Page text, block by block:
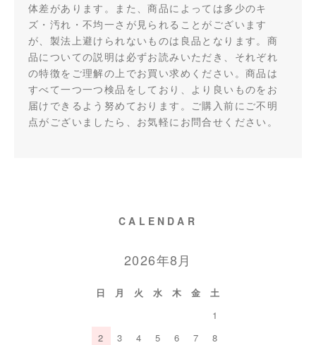
体差があります。また、商品によっては多少のキ
ズ・汚れ・不均一さが見られることがございます
が、製法上避けられないものは良品となります。商
品についての説明は必ずお読みいただき、それぞれ
の特徴をご理解の上でお買い求めください。商品は
すべて一つ一つ検品をしており、より良いものをお
届けできるよう努めております。ご購入前にご不明
点がございましたら、お気軽にお問合せください。
CALENDAR
2026年8月
日 月 火 水 木 金
土
1
2
3 4 5 6 7
8